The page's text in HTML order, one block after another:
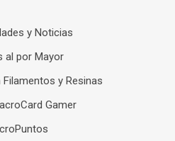
y Noticias
al por Mayor
y Resinas
Gamer